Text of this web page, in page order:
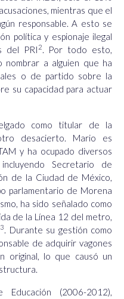
mientras que el
responsable. A esto se
política y espionaje ilegal
del PRI 2. Por todo esto,
a alguien que ha
o de partido sobre la
su capacidad para actuar
como titular de la
desacierto. Mario es
y ha ocupado diversos
Secretario de
de la Ciudad de México,
parlamentario de Morena
ha sido señalado como
de la Línea 12 del metro,
3. Durante su gestión como
de adquirir vagones
original, lo que causó un
(2006-2012),